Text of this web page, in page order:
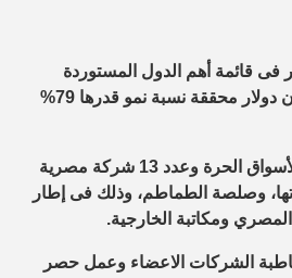
فى قائمة أهم الدول المستوردة
للصناعات الغذائية المصرية خلال الفترة من يناير إلى سبتمبر 2020 بقيمة صادرات بلغت 57 مليون دولار محققة نسبة نمو قدرها 79%
وعقد المجلس عدد من الاجتماعات الثنائية الافتراضية المكثفة بين الشركة السودانية للمناطق والأسواق الحرة وعدد 13 شركة مصرية
وصلصة الطماطم، وذلك فى إطار
ومكاتبة الخارجية.
الشركات الاعضاء وعمل حصر